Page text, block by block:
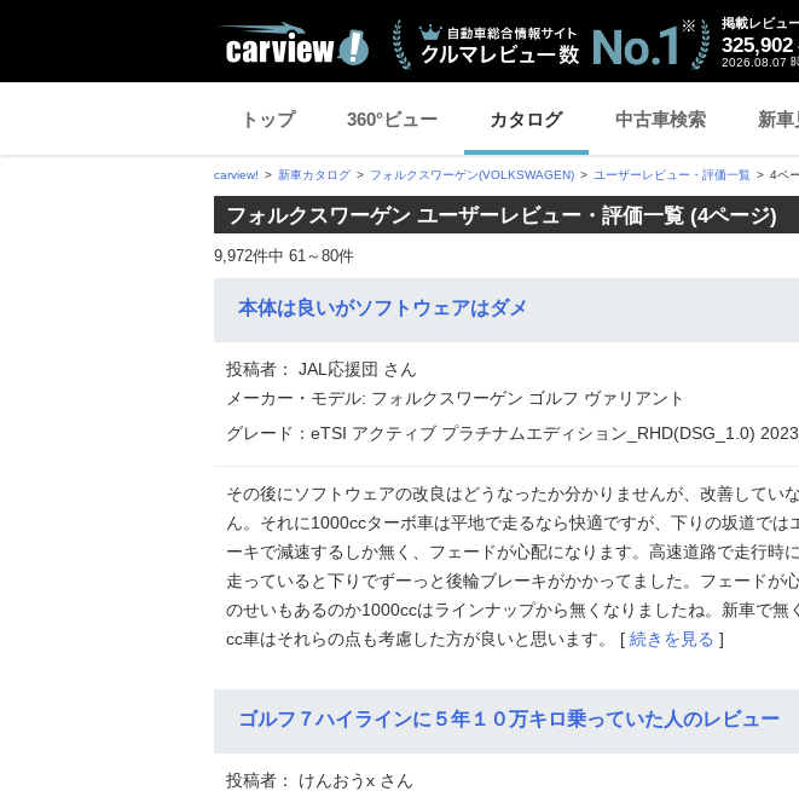
掲載レビュ
325,902
2026.08.07
トップ 360°ビュー カタログ 中古車検索 新車
carview! 新車カタログ フォルクスワーゲン(VOLKSWAGEN) ユーザーレビュー・評価一覧 4ペ
フォルクスワーゲン ユーザーレビュー・評価一覧 (4ページ)
9,972件中 61～80件
本体は良いがソフトウェアはダメ
投稿者： JAL応援団 さん
メーカー・モデル: フォルクスワーゲン ゴルフ ヴァリアント
グレード：eTSI アクティブ プラチナムエディション_RHD(DSG_1.0)
その後にソフトウェアの改良はどうなったか分かりませんが、改善してい
ん。それに1000ccターボ車は平地で走るなら快適ですが、下りの坂道では
ーキで減速するしか無く、フェードが心配になります。高速道路で走行時
走っていると下りでずーっと後輪ブレーキがかかってました。フェードが
のせいもあるのか1000ccはラインナップから無くなりましたね。新車で無
cc車はそれらの点も考慮した方が良いと思います。 [ 続きを見る ]
ゴルフ７ハイラインに５年１０万キロ乗っていた人のレビュー
投稿者： けんおうx さん